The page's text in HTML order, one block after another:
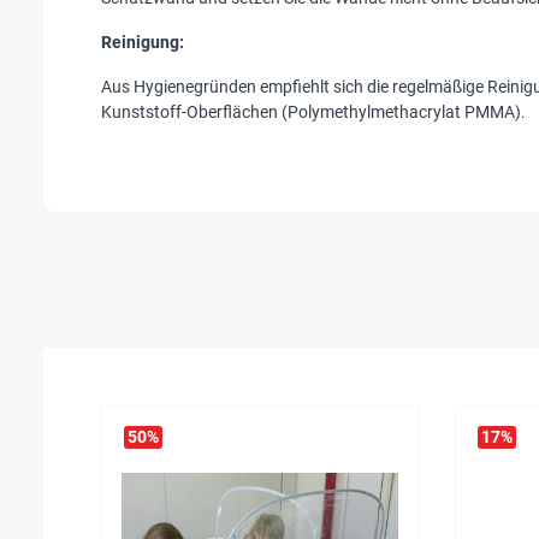
Reinigung:
Aus Hygienegründen empfiehlt sich die regelmäßige
Kunststoff-Oberflächen (Polymethylmethacrylat PMMA).
50% 17%